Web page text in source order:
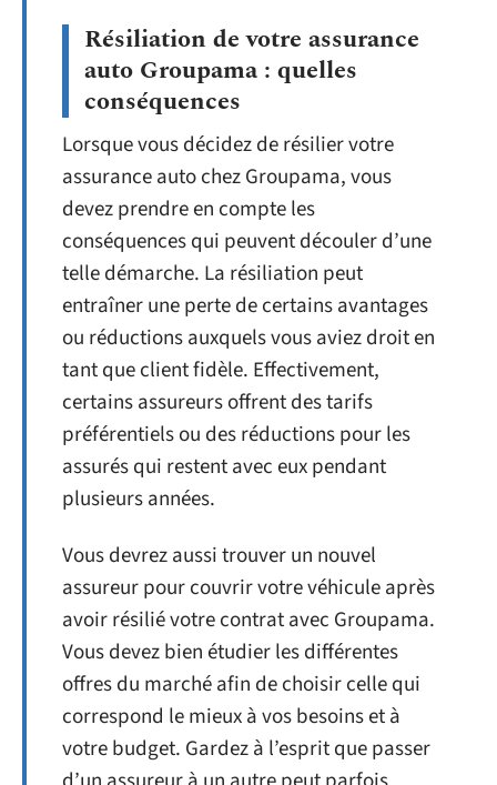
Résiliation de votre assurance
auto Groupama : quelles
conséquences
Lorsque vous décidez de résilier votre
assurance auto chez Groupama, vous
devez prendre en compte les
conséquences qui peuvent découler d’une
telle démarche. La résiliation peut
entraîner une perte de certains avantages
ou réductions auxquels vous aviez droit en
tant que client fidèle. Effectivement,
certains assureurs offrent des tarifs
préférentiels ou des réductions pour les
assurés qui restent avec eux pendant
plusieurs années.
Vous devrez aussi trouver un nouvel
assureur pour couvrir votre véhicule après
avoir résilié votre contrat avec Groupama.
Vous devez bien étudier les différentes
offres du marché afin de choisir celle qui
correspond le mieux à vos besoins et à
votre budget. Gardez à l’esprit que passer